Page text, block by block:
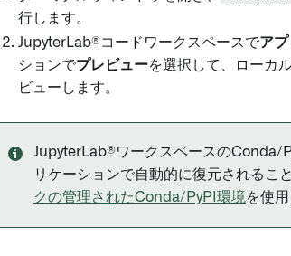
行します。
JupyterLab®コードワークスペースでア
ションでプレビューを選択して、ローカ
ビューします。
JupyterLab®ワークスペースのConda/
リケーションで自動的に復元されるこ
クの管理されたConda/PyPI環境を使用